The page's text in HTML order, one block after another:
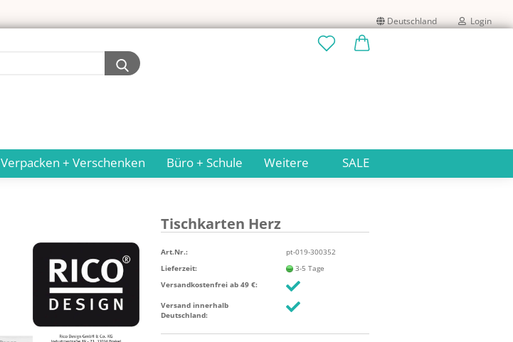
Deutschland Login
Suche...
Verpacken + Verschenken Büro + Schule SALE
Weitere
Tisch­kar­ten Herz
Art.Nr.:
pt-019-300352
Lieferzeit:
3-5 Tage
Versandkostenfrei ab 49 €:
Versand innerhalb
Deutschland: